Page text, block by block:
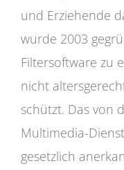
und Erziehende
wurde 2003
Filtersoftware zu
nicht
schützt. Das von
Multimedia-
gesetzlich